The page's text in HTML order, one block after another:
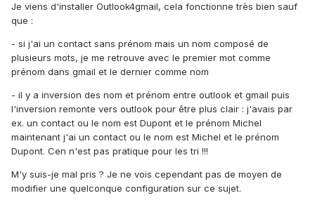
Je viens d'installer Outlook4gmail, cela fonctionne très bien sauf
que :
- si j'ai un contact sans prénom mais un nom composé de
plusieurs mots, je me retrouve avec le premier mot comme
prénom dans gmail et le dernier comme nom
- il y a inversion des nom et prénom entre outlook et gmail puis
l'inversion remonte vers outlook pour être plus clair : j'avais par
ex. un contact ou le nom est Dupont et le prénom Michel
maintenant j'ai un contact ou le nom est Michel et le prénom
Dupont. Cen n'est pas pratique pour les tri !!!
M'y suis-je mal pris ? Je ne vois cependant pas de moyen de
modifier une quelconque configuration sur ce sujet.